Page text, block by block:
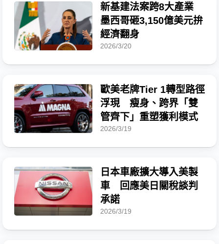
新基建法案跨8大產業
墨西哥砸3,150億美元拚
經濟翻身
2026/3/20
歐美老牌Tier 1轉型路徑
浮現 瘦身、跨界「雙
管齊下」重塑獲利模式
2026/3/19
日本車廠擴大導入美製
車 回應美日關稅談判
承諾
2026/3/19